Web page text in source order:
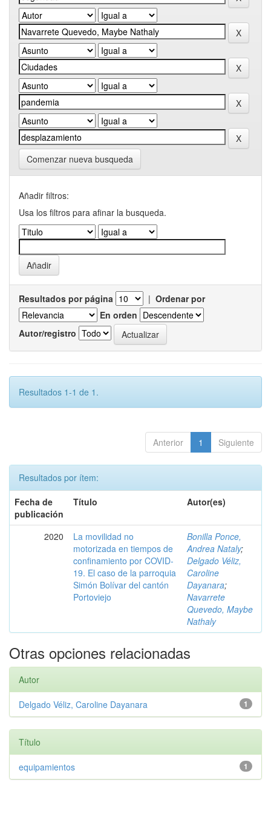
Comenzar nueva busqueda
Añadir filtros:
Usa los filtros para afinar la busqueda.
Resultados por página | Ordenar por
En orden
Autor/registro
Resultados 1-1 de 1.
Anterior 1 Siguiente
Resultados por ítem:
Fecha de
publicación
Título Autor(es)
2020
La movilidad no
motorizada en tiempos de
confinamiento por COVID-
19. El caso de la parroquia
Simón Bolívar del cantón
Portoviejo
Bonilla Ponce,
Andrea Nataly;
Delgado Véliz,
Caroline
Dayanara;
Navarrete
Quevedo, Maybe
Nathaly
Otras opciones relacionadas
Autor
1
Delgado Véliz, Caroline Dayanara
Título
1
equipamientos